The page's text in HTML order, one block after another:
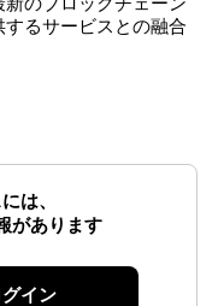
るサービスとの融合
は、
があります
イン